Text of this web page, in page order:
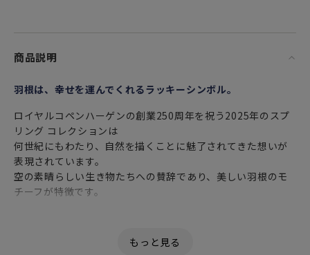
商品説明
羽根は、幸せを運んでくれるラッキーシンボル。
ロイヤルコペンハーゲンの創業250周年を祝う2025年のスプ
リング コレクションは
何世紀にもわたり、自然を描くことに魅了されてきた想いが
表現されています。
空の素晴らしい生き物たちへの賛辞であり、美しい羽根のモ
チーフが特徴です。
空中に舞うユーラシアンジェイ（カケス）の小さな青い羽根